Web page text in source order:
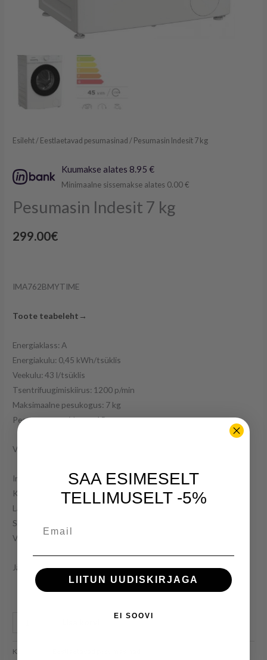
Esileht/ Eestlaetavad pesumasinad / Pesumasin Indesit 7 kg
Kuumakse alates 8.95 €
Minimaalne sissemakse alates 0.00 €
Pesumasin Indesit 7 kg
299.00€
IMA762BMYTIME
Toote teabeleht→
Energiaklass: A
Energiakulu: 0,45 kWh/tsüklis
Veekulu: 43 l/tsüklis
Tsentrifuugimiskiirus: 1200 p/min
Maksimaalne pesukogus: 7 kg
Pesuprogrammide arv: 15
Viitstart: 3-6-9 h
Invertermootor
Kõrgus: 84 cm
Laius: 59,5 cm
Sügavus: 47 cm
Värv: valge
Järelmaks 29,50€ 12 kuud
Kategooria:
SAA ESIMESELT
TELLIMUSELT -5%
LIITUN UUDISKIRJAGA
EI SOOVI